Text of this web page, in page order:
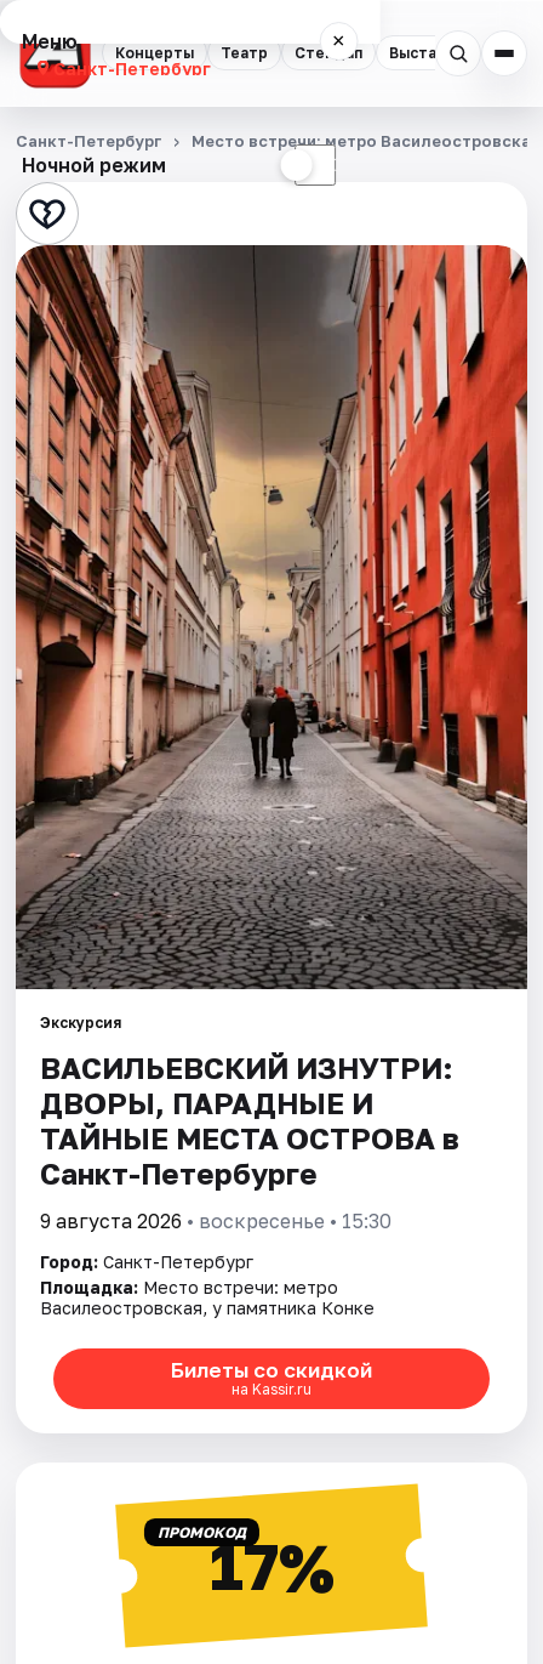
Концерты Театр Стендап Выставки
Меню ×
Санкт-Петербург
Концерты
Театр
Стендап
Выставки
Квесты
Экскурсии
Спорт
События
Города
Площадки
Артисты
Рейтинги
Ночной режим ☾
Санкт-Петербург Место встречи: метро
Экскурсия
ВАСИЛЬЕВСКИЙ ИЗНУТРИ:
ДВОРЫ, ПАРАДНЫЕ И
ТАЙНЫЕ МЕСТА ОСТРОВА в
Санкт-Петербурге
9 августа 2026 • воскресенье • 15:30
Город: Санкт-Петербург
Площадка: Место встречи: метро
Василеостровская, у памятника Конке
Билеты со скидкой
на Kassir.ru
ПРОМОКОД17%